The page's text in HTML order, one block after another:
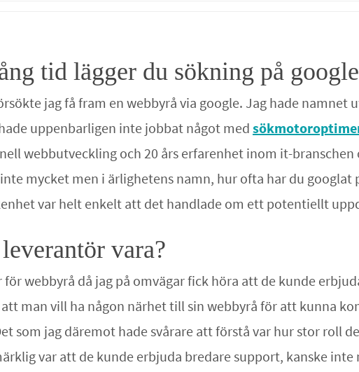
tid lägger du sökning på
jag få fram en webbyrå via google. Jag hade
uppenbarligen inte jobbat något med
webbutveckling och 20 års erfarenhet inom it-
mycket men i ärlighetens namn, hur ofta har du googlat
var helt enkelt att det handlade om ett potentiellt
vara?
för webbyrå då jag på omvägar fick höra att de kunde
man vill ha någon närhet till sin webbyrå för att kunna
som jag däremot hade svårare att förstå var hur stor roll
var att de kunde erbjuda bredare support, kanske